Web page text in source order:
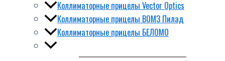
Коллиматорные прицелы Vector Optics
Коллиматорные прицелы ВОМЗ Пилад
Коллиматорные прицелы БЕЛОМО